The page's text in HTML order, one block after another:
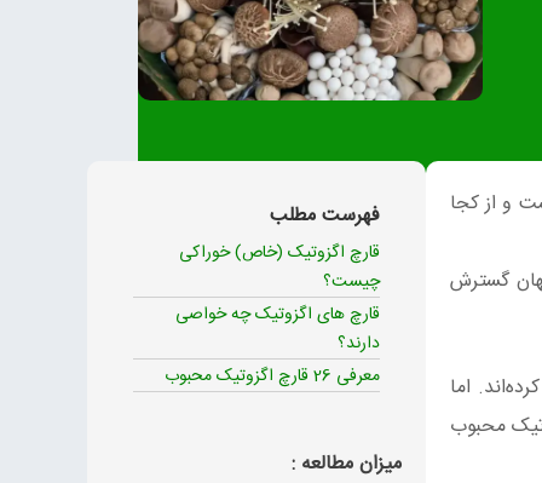
و از کجا
جهان گسترش
اما
هیچ گاه دغدغه آنها نبود. قبل از معرفی 26 قارچ اگزوتیک محبوب
فهرست مطلب
قارچ اگزوتیک (خاص) خوراکی
چیست؟
قارچ های اگزوتیک چه خواصی
دارند؟
معرفی 26 قارچ اگزوتیک محبوب
میزان مطالعه :